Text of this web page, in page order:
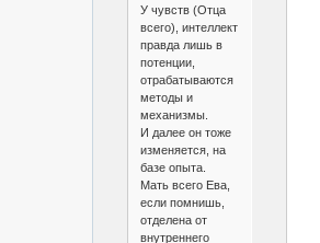
У чувств (Отца
всего), интеллект
правда лишь в
потенции,
отрабатываются
методы и
механизмы.
И далее он тоже
изменяется, на
базе опыта.
Мать всего Ева,
если помнишь,
отделена от
внутреннего